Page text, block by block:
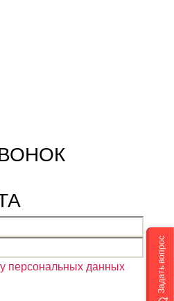
персональных данных Задать вопрос